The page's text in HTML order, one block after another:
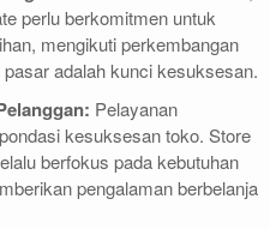
perlu berkomitmen untuk
mengikuti perkembangan
adalah kunci kesuksesan.
Pelayanan
kesuksesan toko. Store
berfokus pada kebutuhan
pengalaman berbelanja